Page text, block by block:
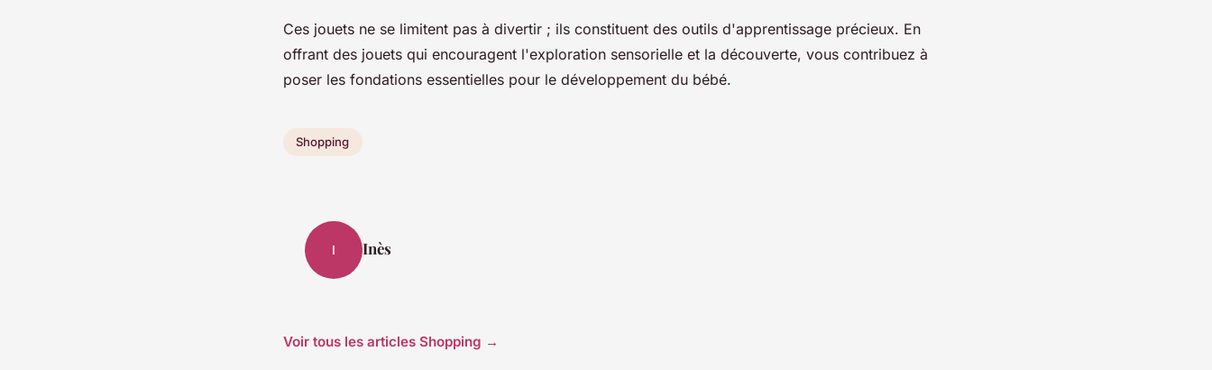
Ces jouets ne se limitent pas à divertir ; ils constituent des outils d'apprentissage précieux. En
offrant des jouets qui encouragent l'exploration sensorielle et la découverte, vous contribuez à
poser les fondations essentielles pour le développement du bébé.
Shopping
I Inès
Voir tous les articles Shopping →